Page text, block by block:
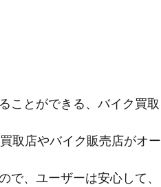
ことができる、バイク買取
取店やバイク販売店がオー
、ユーザーは安心して、